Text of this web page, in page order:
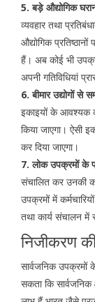
5. बड़े औद्योगिक
व्यवहार तथा
औद्योगिक
हैं। अब कोई भी
अपनी गतिविधियां
6. बीमार उद्योगों से
इकाइयों के आवश्यक
किया जाएगा। ऐसी
कर दिया जाएगा।
7. लोक उपक्रमों के
संचालित कर उनकी
उपक्रमों में
तथा कार्य संचालन में
निजीकरण
सार्वजनिक
सकता कि सार्वजनिक